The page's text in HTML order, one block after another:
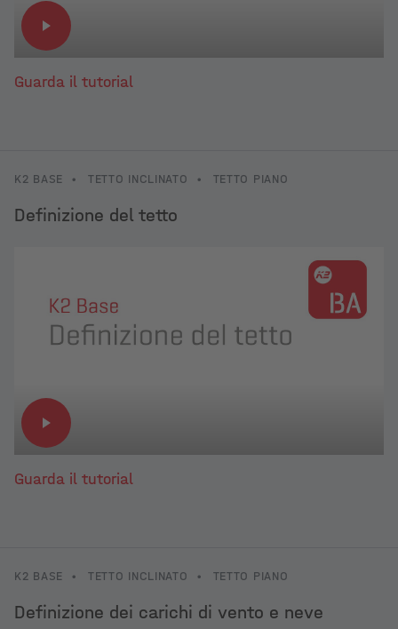
Guarda il tutorial
K2 BASE • TETTO INCLINATO • TETTO PIANO
Definizione del tetto
Guarda il tutorial
K2 BASE • TETTO INCLINATO • TETTO PIANO
Definizione dei carichi di vento e neve